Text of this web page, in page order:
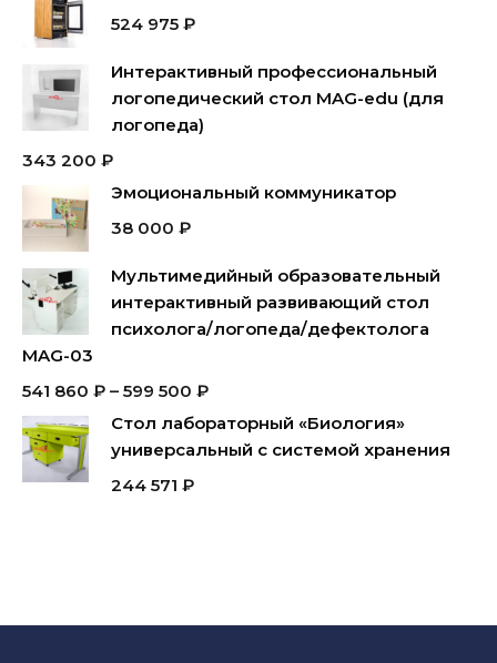
524 975 ₽
Интерактивный профессиональный
логопедический стол MAG-edu (для
логопеда)
343 200 ₽
Эмоциональный коммуникатор
38 000 ₽
Мультимедийный образовательный
интерактивный развивающий стол
психолога/логопеда/дефектолога
MAG-03
541 860 ₽ – 599 500 ₽
Стол лабораторный «Биология»
универсальный с системой хранения
244 571 ₽